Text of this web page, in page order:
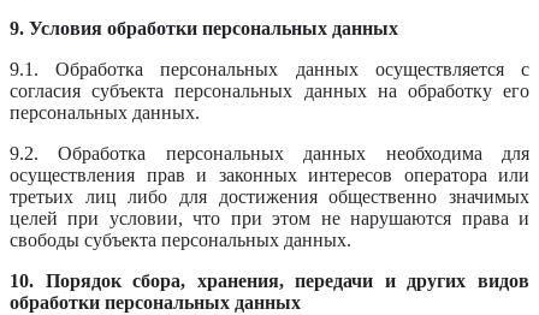
9. Условия обработки персональных данных
9.1. Обработка персональных данных осуществляется с
согласия субъекта персональных данных на обработку его
персональных данных.
9.2. Обработка персональных данных необходима для
осуществления прав и законных интересов оператора или
третьих лиц либо для достижения общественно значимых
целей при условии, что при этом не нарушаются права и
свободы субъекта персональных данных.
10. Порядок сбора, хранения, передачи и других видов
обработки персональных данных